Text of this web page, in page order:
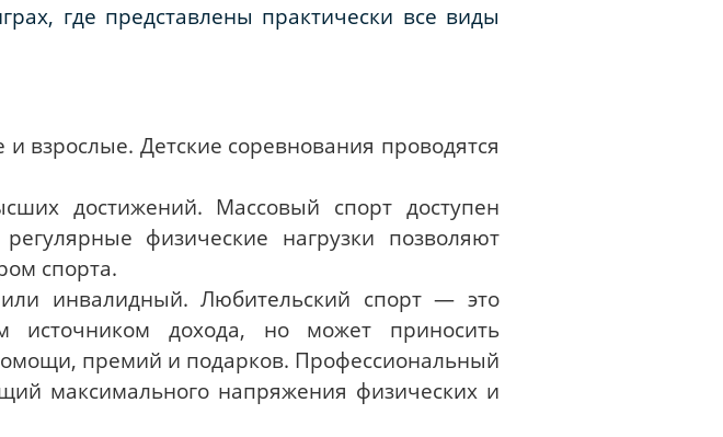
где представлены практически все виды
взрослые. Детские соревнования проводятся
достижений. Массовый спорт доступен
физические нагрузки позволяют
спорта.
инвалидный. Любительский спорт — это
источником дохода, но может приносить
премий и подарков. Профессиональный
максимального напряжения физических и